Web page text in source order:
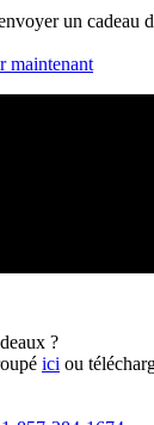
un cadeau
?
ici ou